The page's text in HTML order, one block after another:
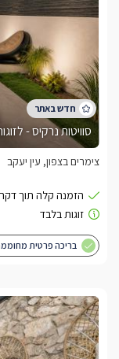
סוויטות נרקיס -
צימרים בצפון, עין יעקב
בריכה פרטית